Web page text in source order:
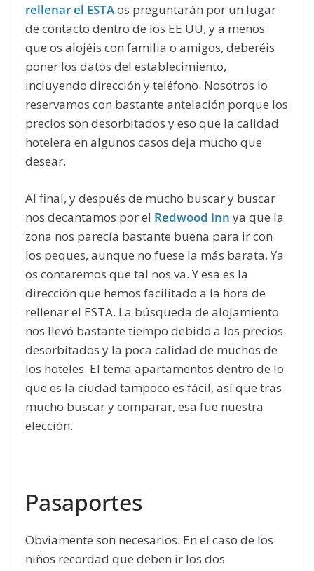
rellenar el ESTAos preguntarán por un lugar
de contacto dentro de los EE.UU, y a menos
que os alojéis con familia o amigos, deberéis
poner los datos del establecimiento,
incluyendo dirección y teléfono. Nosotros lo
reservamos con bastante antelación porque los
precios son desorbitados y eso que la calidad
hotelera en algunos casos deja mucho que
desear.
Al final, y después de mucho buscar y buscar
nos decantamos por el Redwood Inn ya que la
zona nos parecía bastante buena para ir con
los peques, aunque no fuese la más barata. Ya
os contaremos que tal nos va. Y esa es la
dirección que hemos facilitado a la hora de
rellenar el ESTA. La búsqueda de alojamiento
nos llevó bastante tiempo debido a los precios
desorbitados y la poca calidad de muchos de
los hoteles. El tema apartamentos dentro de lo
que es la ciudad tampoco es fácil, así que tras
mucho buscar y comparar, esa fue nuestra
elección.
Pasaportes
Obviamente son necesarios. En el caso de los
niños recordad que deben ir los dos